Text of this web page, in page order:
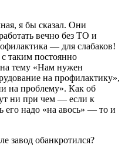
я бы сказал. Они
вечно без ТО и
— для слабаков!
таким постоянно
тему «Нам нужен
на профилактику»,
на проблему». Как об
ни при чем — если к
его надо «на авось» — то и
завод обанкротился?